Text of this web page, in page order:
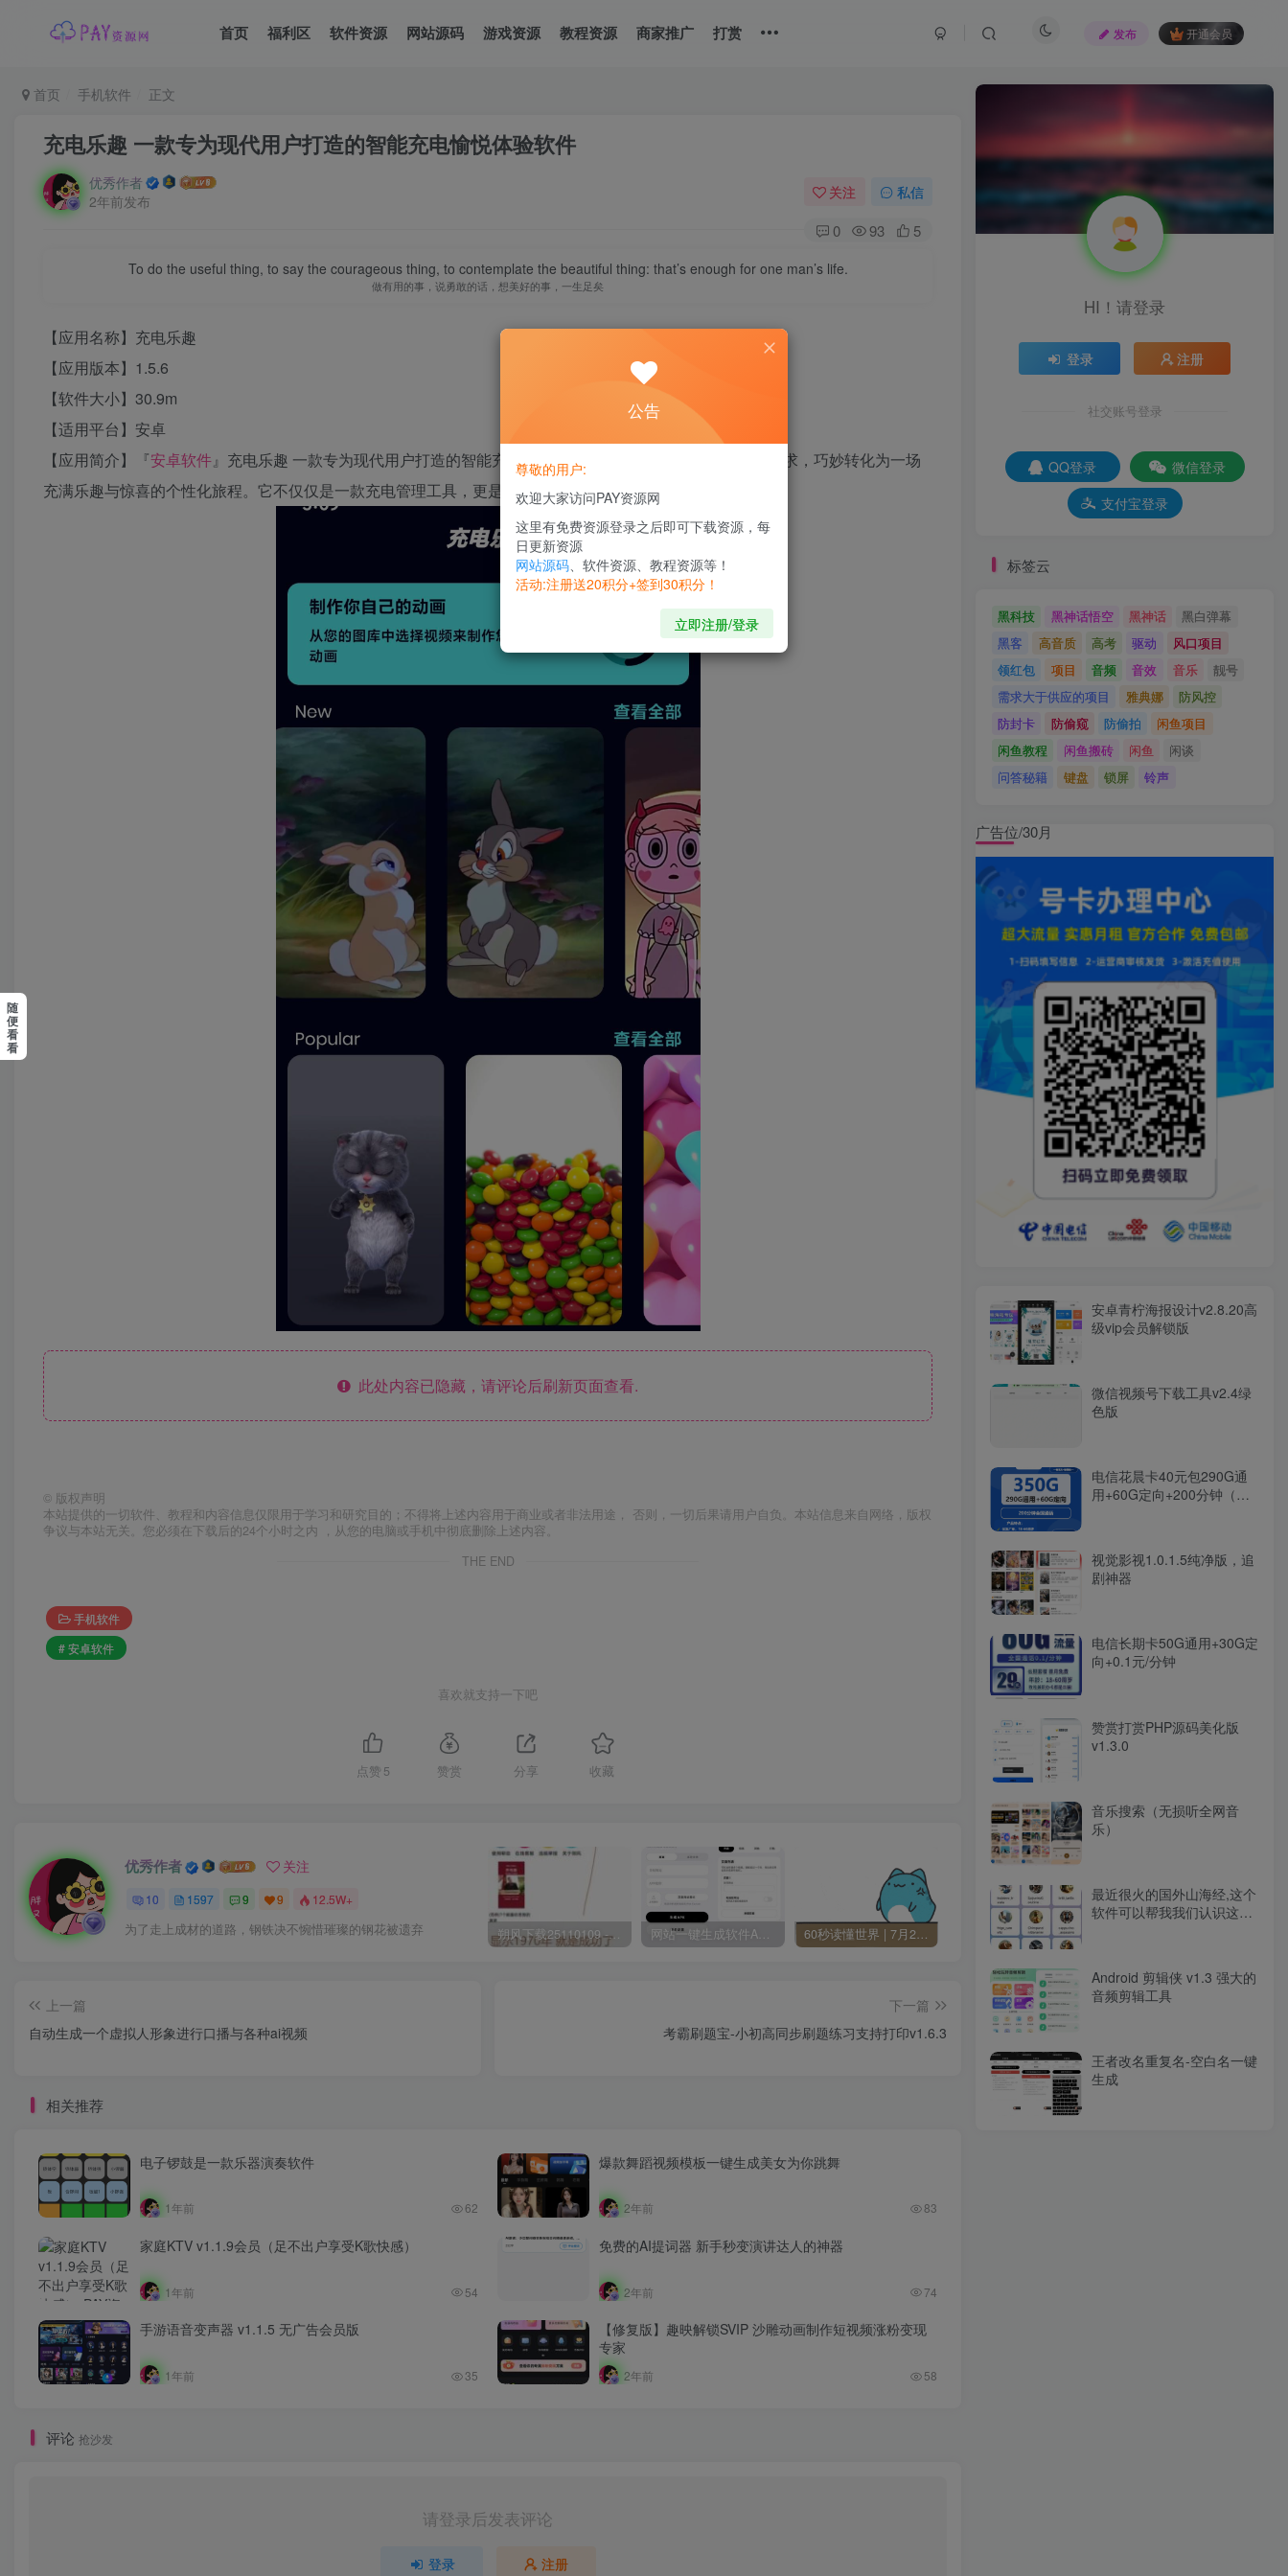
首页 福利区 软件资源 网站源码 游戏资源 教程资源 商家推广 打赏 发布 开通会员
首页 手机软件 正文
充电乐趣 一款专为现代用户打造的智能充电愉悦体验软件
优秀作者
2年前发布
关注 私信
0 93 5
To do the useful thing, to say the courageous thing, to contemplate the beautiful thing: that’s enough for one man’s life.
做有用的事，说勇敢的话，想美好的事，一生足矣
【应用名称】充电乐趣
【应用版本】1.5.6
【软件大小】30.9m
【适用平台】安卓
【应用简介】『安卓软件』充电乐趣 一款专为现代用户打造的智能充电愉悦体验软件，将日常充电这一基本需求，巧妙转化为一场
充满乐趣与惊喜的个性化旅程。它不仅仅是一款充电管理工具，更是您生活中的小小乐趣源泉。会员版~
此处内容已隐藏，请评论后刷新页面查看.
© 版权声明
本站提供的一切软件、教程和内容信息仅限用于学习和研究目的；不得将上述内容用于商业或者非法用途， 否则，一切后果请用户自负。本站信息来自网络，版权
争议与本站无关。您必须在下载后的24个小时之内 ，从您的电脑或手机中彻底删除上述内容。
THE END
手机软件
# 安卓软件
喜欢就支持一下吧
点赞 5 赞赏 分享 收藏
优秀作者 关注
10 1597 9 9 12.5W+
为了走上成材的道路，钢铁决不惋惜璀璨的钢花被遗弃 朔风下载25110109 -磁力下载神器-去VIP限制版本 网站一键生成软件APP 完美版 同时支持打包html文件 60秒读懂世界 | 7月24日 星期五 Change MAC Address 修改MAC地址 v25.01 便携版
上一篇
自动生成一个虚拟人形象进行口播与各种ai视频
下一篇
考霸刷题宝-小初高同步刷题练习支持打印v1.6.3
相关推荐
电子锣鼓是一款乐器演奏软件
1年前 62
爆款舞蹈视频模板一键生成美女为你跳舞
2年前 83
家庭KTV v1.1.9会员（足不出户享受K歌快感）
1年前 54
免费的AI提词器 新手秒变演讲达人的神器
2年前 74
手游语音变声器 v1.1.5 无广告会员版
1年前 35
【修复版】趣映解锁SVIP 沙雕动画制作短视频涨粉变现
专家
2年前 58
评论 抢沙发
请登录后发表评论
登录 注册
HI！请登录
登录 注册
社交账号登录
QQ登录
微信登录
支付宝登录
标签云
黑科技 黑神话悟空 黑神话
黑白弹幕
黑客
高音质 高考 驱动
风口项目
领红包
项目 音频 音效 音乐
靓号
需求大于供应的项目
雅典娜
防风控
防封卡
防偷窥 防偷拍
闲鱼项目
闲鱼教程
闲鱼搬砖 闲鱼
闲谈
问答秘籍
键盘 锁屏 铃声
广告位/30月
安卓青柠海报设计v2.8.20高
级vip会员解锁版
微信视频号下载工具v2.4绿
色版
电信花晨卡40元包290G通
用+60G定向+200分钟（发
视觉影视1.0.1.5纯净版，追
剧神器
电信长期卡50G通用+30G定
向+0.1元/分钟
赞赏打赏PHP源码美化版
v1.3.0
音乐搜索（无损听全网音
乐）
最近很火的国外山海经,这个
软件可以帮我我们认识这些
Android 剪辑侠 v1.3 强大的
音频剪辑工具
王者改名重复名-空白名一键
生成
随
便
看
看
公告
尊敬的用户:
欢迎大家访问PAY资源网
这里有免费资源登录之后即可下载资源，每
日更新资源
网站源码、软件资源、教程资源等！
活动:注册送20积分+签到30积分！
立即注册/登录